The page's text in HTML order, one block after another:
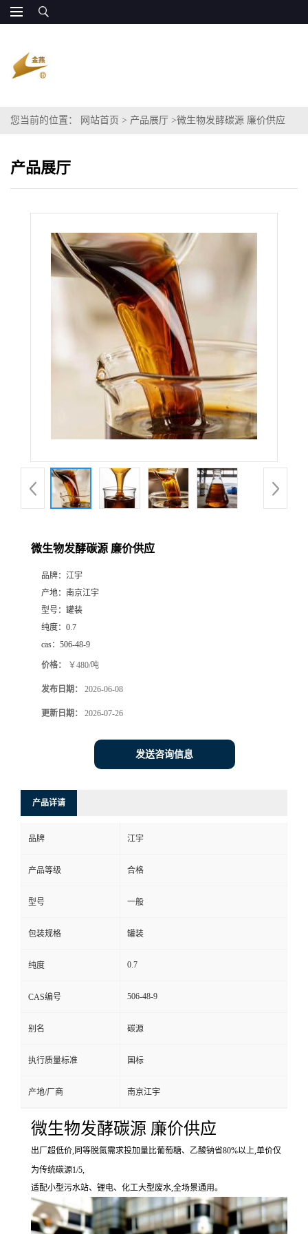
您当前的位置： 网站首页 > 产品展厅 >微生物发酵碳源 廉价供应
产品展厅
微生物发酵碳源 廉价供应
品牌： 江宇
产地： 南京江宇
型号： 罐装
纯度： 0.7
cas： 506-48-9
价格： ￥480/吨
发布日期： 2026-06-08
更新日期： 2026-07-26
发送咨询信息
产品详请
品牌 江宇
产品等级 合格
型号 一般
包装规格 罐装
纯度 0.7
CAS编号 506-48-9
别名 碳源
执行质量标准 国标
产地/厂商 南京江宇
微生物发酵碳源 廉价供应
出厂超低价,同等脱氮需求投加量比葡萄糖、乙酸钠省80%以上,单价仅
为传统碳源1/5,
适配小型污水站、锂电、化工大型废水,全场景通用。